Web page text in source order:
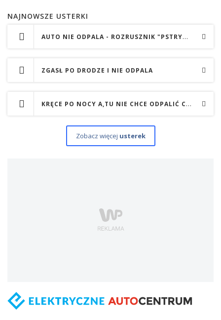
NAJNOWSZE USTERKI
AUTO NIE ODPALA - ROZRUSZNIK "PSTRYKA", ALE NIE KRĘCI
ZGASŁ PO DRODZE I NIE ODPALA
KRĘCE PO NOCY A,TU NIE CHCE ODPALIĆ CC700
Zobacz więcej usterek